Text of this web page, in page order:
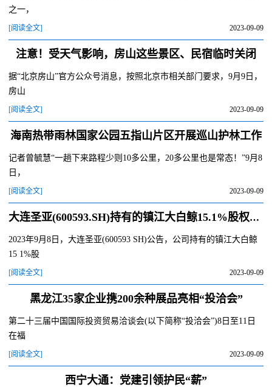
之一，
[阅读全文] 2023-09-09
注意！受天气影响，房山这些景区、民宿临时关闭
据“北京房山”官方公众号消息，按照北京市相关部门要求，9月9日，
房山
[阅读全文] 2023-09-09
海南热带雨林国家公园五指山片区开展巡山护林工作
记者曾毓慧“一趟下来路程少则10多公里，20多公里也是常态！”9月8
日，
[阅读全文] 2023-09-09
大连圣亚(600593.SH)持有的镇江大白鲸15.1%股权被第二次司法拍卖
2023年9月8日，大连圣亚(600593 SH)公告，公司持有的镇江大白鲸
15 1%股
[阅读全文] 2023-09-09
黑龙江35家企业携200余种展品亮相“投洽会”
第二十三届中国国际投资贸易洽谈会(以下简称“投洽会”)8日至11日
在福
[阅读全文] 2023-09-09
西宁大通：党建引领护民“薪”